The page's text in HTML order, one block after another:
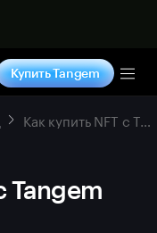
Купить Tangem
Как купить NFT с Tangem Wallet
Tangem